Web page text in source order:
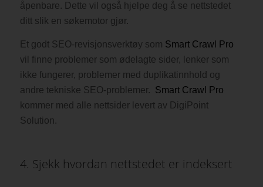
åpenbare. Dette vil også hjelpe deg å se nettstedet
ditt slik en søkemotor gjør.
Et godt SEO-revisjonsverktøy som Smart Crawl Pro
vil finne problemer som ødelagte sider, lenker som
ikke fungerer, problemer med duplikatinnhold og
andre tekniske SEO-problemer. Smart Crawl Pro
kommer med alle nettsider levert av DigiPoint
Solution.
4. Sjekk hvordan nettstedet er indeksert